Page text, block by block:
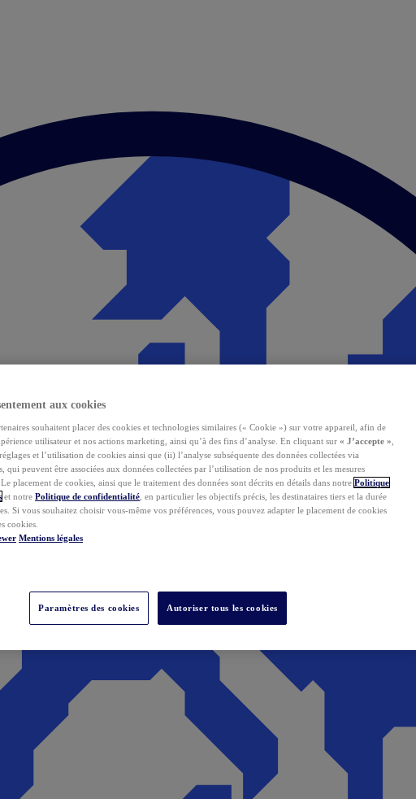
aux cookies
souhaitent placer des cookies et technologies similaires (« Cookie ») sur votre appareil, afin de
utilisateur et nos actions marketing, ainsi qu’à des fins d’analyse. En cliquant sur « J’accepte »
et l’utilisation de cookies ainsi que (ii) l’analyse subséquente des données collectées via
qui peuvent être associées aux données collectées par l’utilisation de nos produits et les mesures
placement de cookies, ainsi que le traitement des données sont décrits en détails dans notre Politique
et notre Politique de confidentialité , en particulier les objectifs précis, les destinataires tiers et la durée
Si vous souhaitez choisir vous-même vos préférences, vous pouvez adapter le placement de cookies
cookies.
Mentions légales
Paramètres des cookies Autoriser tous les cookies